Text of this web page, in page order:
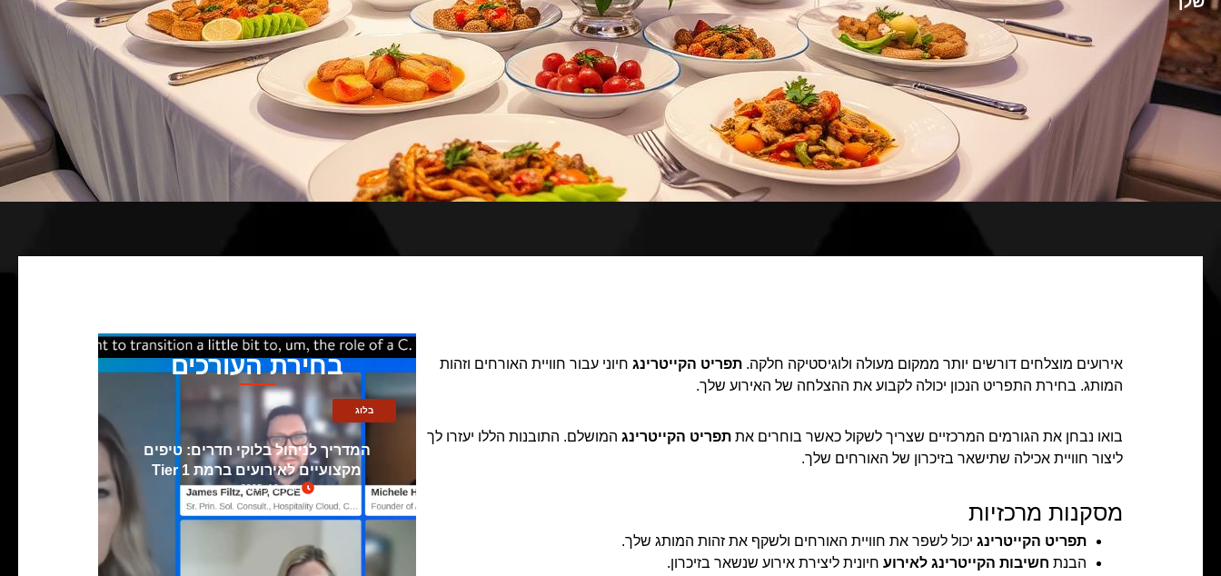
אירועים מוצלחים דורשים יותר ממקום מעולה ולוגיסטיקה חלקה. תפריט הקייטרינג חיוני עבור חוויית האורחים וזהות
המותג. בחירת התפריט הנכון יכולה לקבוע את ההצלחה של האירוע שלך.
בואו נבחן את הגורמים המרכזיים שצריך לשקול כאשר בוחרים את תפריט הקייטרינג המושלם. התובנות הללו יעזרו לך
ליצור חוויית אכילה שתישאר בזיכרון של האורחים שלך.
מסקנות מרכזיות
תפריט הקייטרינג יכול לשפר את חוויית האורחים ולשקף את זהות המותג שלך.
הבנת חשיבות הקייטרינג לאירוע חיונית ליצירת אירוע שנשאר בזיכרון.
בחירת העורכים
בלוג
המדריך לניהול בלוקי חדרים: טיפים
מקצועיים לאירועים ברמת Tier 1
מרץ 10, 2025